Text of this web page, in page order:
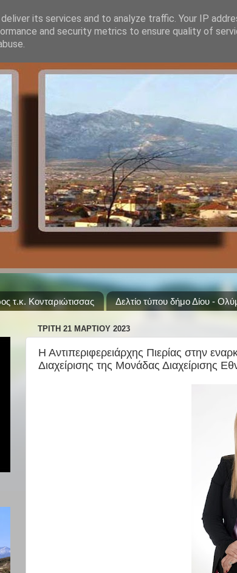
τ.κ. Κονταριώτισσας Δελτίο τύπου δήμο Δίου -
ΤΡΊΤΗ 21 ΜΑΡΤΊΟΥ 2023
Η Αντιπεριφερειάρχης Πιερίας στην
Διαχείρισης της Μονάδας Διαχείρισης
its services and to analyze traffic. Your IP
and security metrics to ensure quality of